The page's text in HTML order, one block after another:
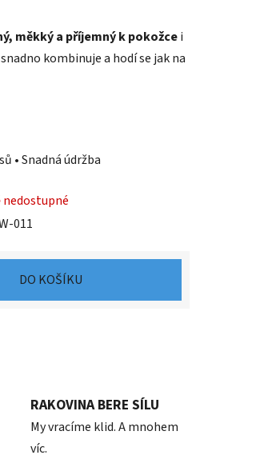
měkký a příjemný k pokožcei
kombinuje a hodí se jak na
• Snadná údržba
011
DO KOŠÍKU
RAKOVINA BERE SÍLU
My vracíme klid. A mnohem
víc.